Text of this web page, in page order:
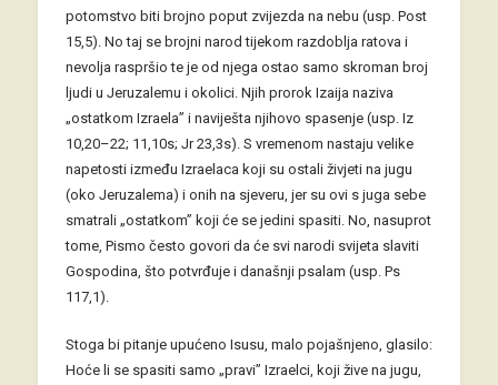
potomstvo biti brojno poput zvijezda na nebu (usp. Post
15,5). No taj se brojni narod tijekom razdoblja ratova i
nevolja raspršio te je od njega ostao samo skroman broj
ljudi u Jeruzalemu i okolici. Njih prorok Izaija naziva
„ostatkom Izraela” i naviješta njihovo spasenje (usp. Iz
10,20–22; 11,10s; Jr 23,3s). S vremenom nastaju velike
napetosti između Izraelaca koji su ostali živjeti na jugu
(oko Jeruzalema) i onih na sjeveru, jer su ovi s juga sebe
smatrali „ostatkom” koji će se jedini spasiti. No, nasuprot
tome, Pismo često govori da će svi narodi svijeta slaviti
Gospodina, što potvrđuje i današnji psalam (usp. Ps
117,1).
Stoga bi pitanje upućeno Isusu, malo pojašnjeno, glasilo:
Hoće li se spasiti samo „pravi” Izraelci, koji žive na jugu,